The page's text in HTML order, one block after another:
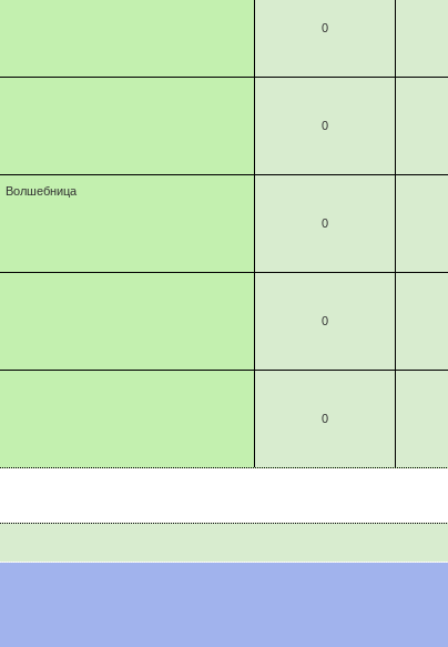
0
0
Волшебница
0
0
0